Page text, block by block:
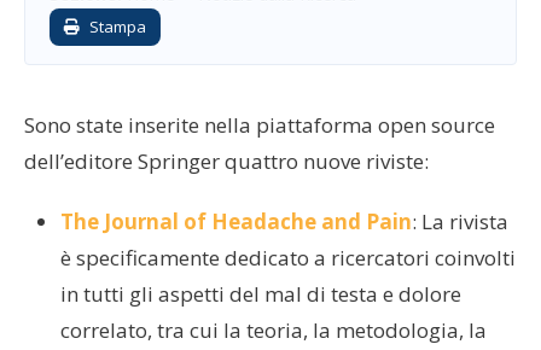
Stampa
Sono state inserite nella piattaforma open source
dell’editore Springer quattro nuove riviste:
The Journal of Headache and Pain: La rivista
è specificamente dedicato a ricercatori coinvolti
in tutti gli aspetti del mal di testa e dolore
correlato, tra cui la teoria, la metodologia, la